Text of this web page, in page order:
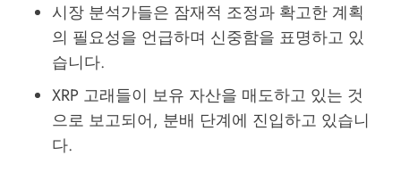
시장 분석가들은 잠재적 조정과 확고한 계획
의 필요성을 언급하며 신중함을 표명하고 있
습니다.
XRP 고래들이 보유 자산을 매도하고 있는 것
으로 보고되어, 분배 단계에 진입하고 있습니
다.